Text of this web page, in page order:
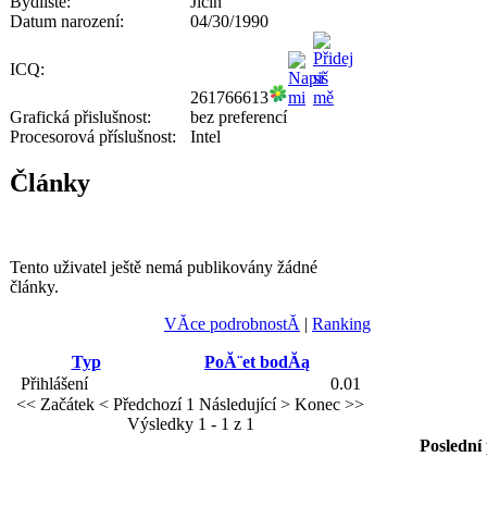
Datum narození:
04/30/1990
ICQ:
261766613
Grafická přislušnost:
bez preferencí
Procesorová příslušnost:
Intel
Články
Tento uživatel ještě nemá publikovány žádné
články.
VĂ­ce podrobnostĂ­ | Ranking
Typ
PoĂ¨et bodĂą
Přihlášení
0.01
<< Začátek < Předchozí 1 Následující > Konec >>
Výsledky 1 - 1 z 1